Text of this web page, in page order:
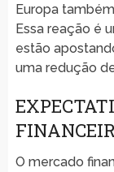
Europa
Essa reação é
estão
uma redução
O mercado